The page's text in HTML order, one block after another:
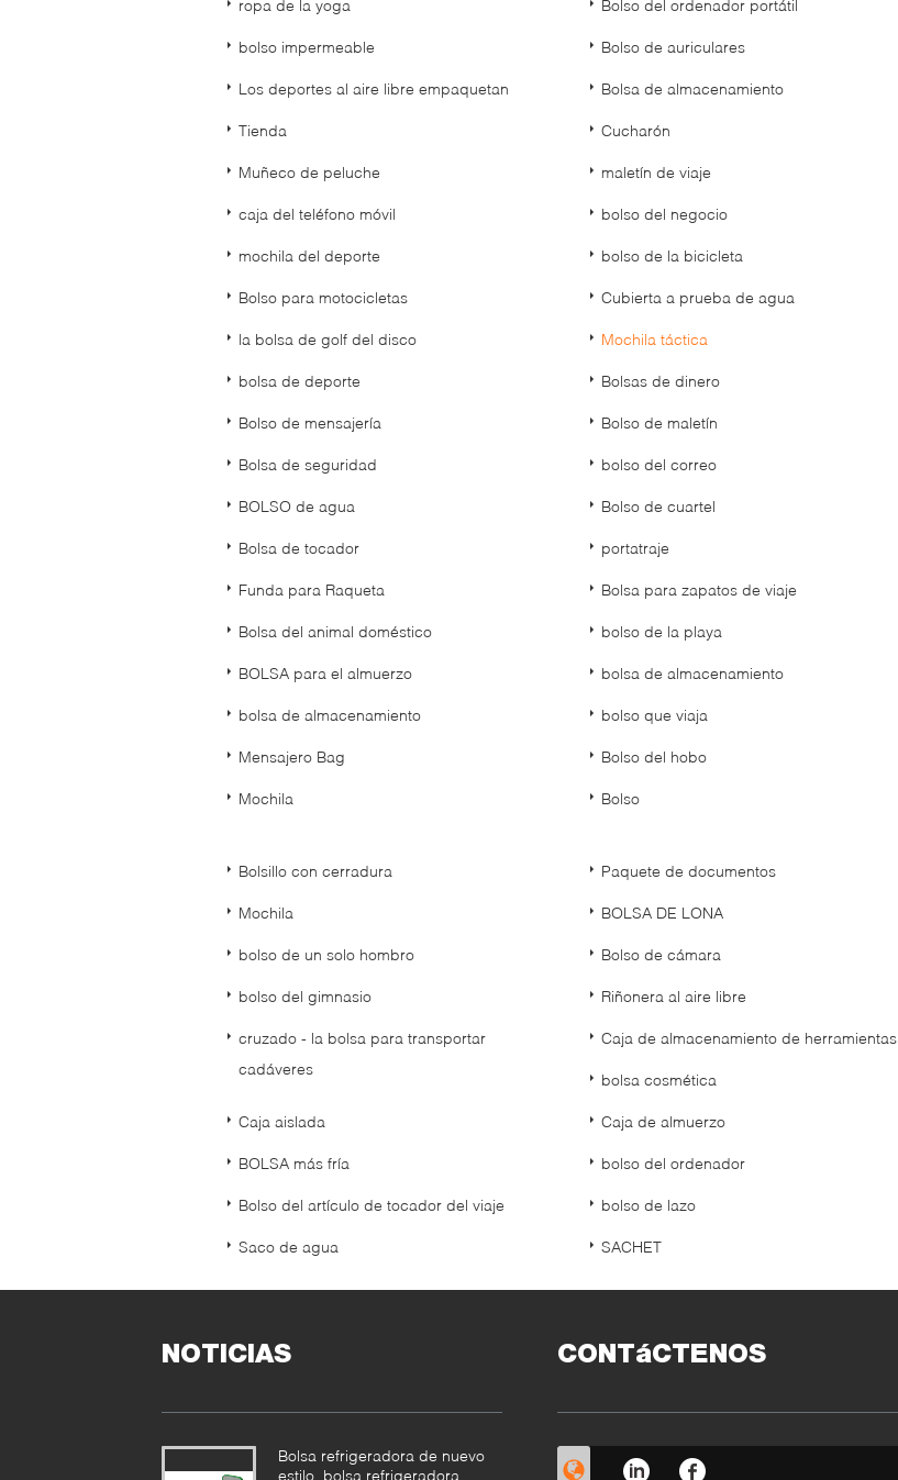
ropa de la yoga Bolso del ordenador portátil
bolso impermeable Bolso de auriculares
Los deportes al aire libre empaquetan Bolsa de almacenamiento
Tienda Cucharón
Muñeco de peluche maletín de viaje
caja del teléfono móvil bolso del negocio
mochila del deporte bolso de la bicicleta
Bolso para motocicletas Cubierta a prueba de agua
la bolsa de golf del disco Mochila táctica
bolsa de deporte Bolsas de dinero
Bolso de mensajería Bolso de maletín
Bolsa de seguridad bolso del correo
BOLSO de agua Bolso de cuartel
Bolsa de tocador portatraje
Funda para Raqueta Bolsa para zapatos de viaje
Bolsa del animal doméstico bolso de la playa
BOLSA para el almuerzo bolsa de almacenamiento
bolsa de almacenamiento bolso que viaja
Mensajero Bag Bolso del hobo
Mochila Bolso
Bolsillo con cerradura Paquete de documentos
Mochila BOLSA DE LONA
bolso de un solo hombro Bolso de cámara
bolso del gimnasio Riñonera al aire libre
cruzado - la bolsa para transportar
cadáveres
Caja de almacenamiento de herramientas
bolsa cosmética
Caja aislada Caja de almuerzo
BOLSA más fría bolso del ordenador
Bolso del artículo de tocador del viaje bolso de lazo
Saco de agua SACHET
NOTICIAS
Bolsa refrigeradora de nuevo
estilo, bolsa refrigeradora
CONTáCTENOS